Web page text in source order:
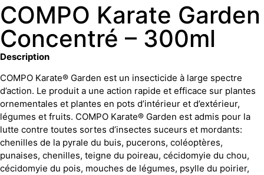
COMPO Karate Garden
Concentré – 300ml
Description
COMPO Karate® Garden est un insecticide à large spectre
d’action. Le produit a une action rapide et efficace sur plantes
ornementales et plantes en pots d’intérieur et d’extérieur,
légumes et fruits. COMPO Karate® Garden est admis pour la
lutte contre toutes sortes d’insectes suceurs et mordants:
chenilles de la pyrale du buis, pucerons, coléoptères,
punaises, chenilles, teigne du poireau, cécidomyie du chou,
cécidomyie du pois, mouches de légumes, psylle du poirier,